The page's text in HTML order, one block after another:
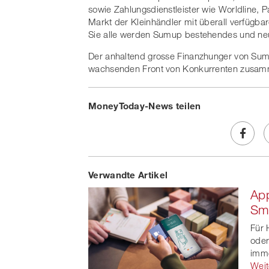
sowie Zahlungsdienstleister wie Worldline,
Markt der Kleinhändler mit überall
Sie alle werden Sumup bestehendes und
Der anhaltend grosse Finanzhunger von
wachsenden Front von Konkurrenten
MoneyToday-News teilen
Share
Verwandte Artikel
Für